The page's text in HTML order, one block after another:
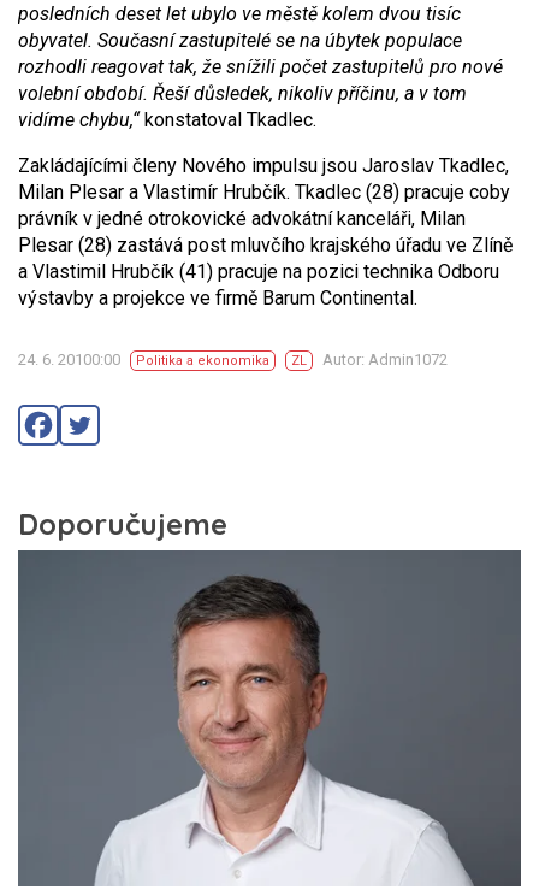
posledních deset let ubylo ve městě kolem dvou tisíc
obyvatel. Současní zastupitelé se na úbytek populace
rozhodli reagovat tak, že snížili počet zastupitelů pro nové
volební období. Řeší důsledek, nikoliv příčinu, a v tom
vidíme chybu,“konstatoval Tkadlec.
Zakládajícími členy Nového impulsu jsou Jaroslav Tkadlec,
Milan Plesar a Vlastimír Hrubčík. Tkadlec (28) pracuje coby
právník v jedné otrokovické advokátní kanceláři, Milan
Plesar (28) zastává post mluvčího krajského úřadu ve Zlíně
a Vlastimil Hrubčík (41) pracuje na pozici technika Odboru
výstavby a projekce ve firmě Barum Continental.
24. 6. 20100:00 Politika a ekonomika ZL Autor: Admin1072